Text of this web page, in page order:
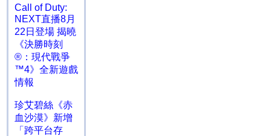
Call of Duty:
NEXT直播8月
22日登場 揭曉
《決勝時刻
®：現代戰爭
™4》全新遊戲
情報
珍艾碧絲《赤
血沙漠》新增
「跨平台存